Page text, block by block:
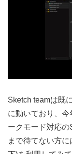
Sketch teamは既
に動いており、
ークモード対応
まで待てない方